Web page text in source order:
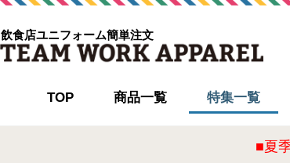
飲食店ユニフォーム簡単注文
TOP 商品一覧 特集一覧
■夏